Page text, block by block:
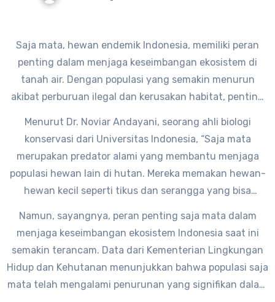
Saja mata, hewan endemik Indonesia, memiliki peran
penting dalam menjaga keseimbangan ekosistem di
tanah air. Dengan populasi yang semakin menurun
akibat perburuan ilegal dan kerusakan habitat, penting
keberadaan saja mata dalam lingkungan kita.
Menurut Dr. Noviar Andayani, seorang ahli biologi
konservasi dari Universitas Indonesia, “Saja mata
merupakan predator alami yang membantu menjaga
populasi hewan lain di hutan. Mereka memakan hewan-
hewan kecil seperti tikus dan serangga yang bisa
Namun, sayangnya, peran penting saja mata dalam
menjaga keseimbangan ekosistem Indonesia saat ini
semakin terancam. Data dari Kementerian Lingkungan
Hidup dan Kehutanan menunjukkan bahwa populasi saja
mata telah mengalami penurunan yang signifikan dalam